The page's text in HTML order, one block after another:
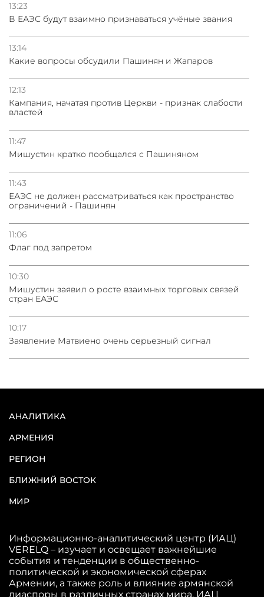
13:23
В ЕАЭС будут взаимно признаваться учёные звания
13:14
Какие вопросы обсудили Пашинян и Жапаров
12:13
Кампания, начатая против Церкви - признак слабости
властей
11:47
Мишустин кратко пообщался с Пашиняном
11:43
ЕАЭС не должен рассматриваться как пространство
ограничений - Пашинян
11:06
Флаг под запретом
10:30
Мишустин заявил о росте взаимных торговых связей
стран ЕАЭС
10:17
Заявление Матвиено очень серьезный сигнал
АНАЛИТИКА
АРМЕНИЯ
РЕГИОН
БЛИЖНИЙ ВОСТОК
МИР
Информационно-аналитический центр (ИАЦ)
VERELQ – изучает и освещает важнейшие
события и тенденции в общественно-
политической и экономической сферах
Армении, а также роль и влияние армянской
диаспоры в различных странах мира. ИАЦ